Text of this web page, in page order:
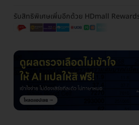
รับสิทธิพิเศษเพิ่มอีกด้วย HDmall